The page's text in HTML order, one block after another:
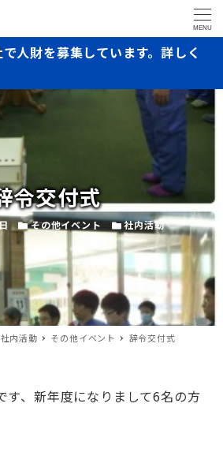
MENU
人財を募集しています。詳しく
令交付式
カテゴリー
その他イベント カテゴリー
社内活動
社内活動 その他イベント 辞令交付式
す、新年度になりまして6名の方